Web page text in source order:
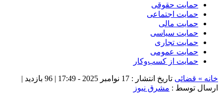
حمایت حقوقی
حمایت اجتماعی
حمایت مالی
حمایت سیاسی
حمایت تجاری
حمایت عمومی
حمایت از کسب‌وکار
خانه » قضائی تاریخ انتشار : 17 نوامبر 2025 - 17:49 | 96 بازدید
|
ارسال توسط : مشرق نیوز